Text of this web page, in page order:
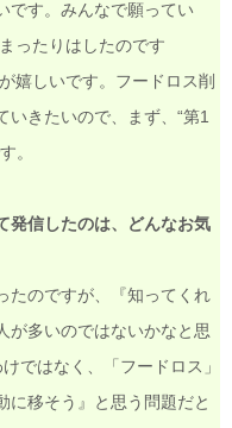
です。みんなで願ってい
ったりはしたのです
嬉しいです。フードロス削
きたいので、まず、“第1
。
発信したのは、どんなお気
たのですが、『知ってくれ
が多いのではないかなと思
ではなく、「フードロス」
に移そう』と思う問題だと